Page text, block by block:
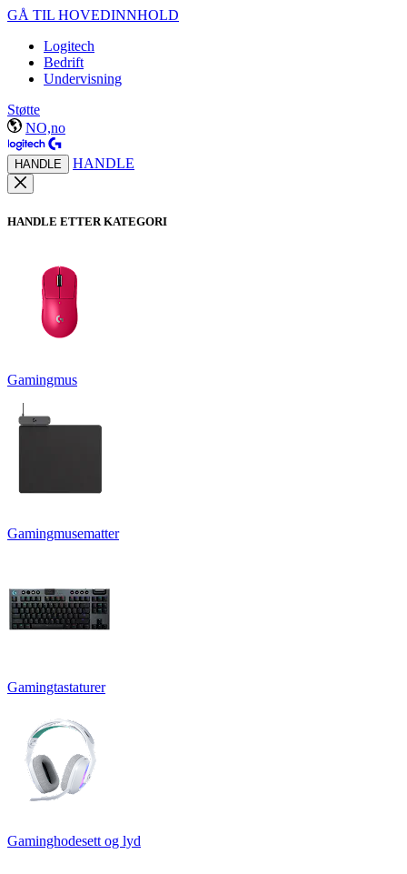
GÅ TIL HOVEDINNHOLD
Logitech
Bedrift
Undervisning
Støtte
NO,no
HANDLE HANDLE
HANDLE ETTER KATEGORI
Gamingmus
Gamingmusematter
Gamingtastaturer
Gaminghodesett og lyd